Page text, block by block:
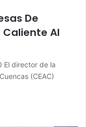
De
Caliente Al
El director de la
(CEAC)